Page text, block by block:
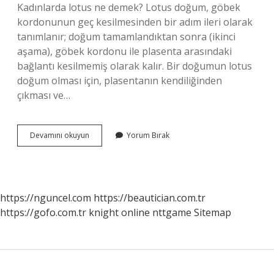
Kadınlarda lotus ne demek? Lotus doğum, göbek
kordonunun geç kesilmesinden bir adım ileri olarak
tanımlanır; doğum tamamlandıktan sonra (ikinci
aşama), göbek kordonu ile plasenta arasındaki
bağlantı kesilmemiş olarak kalır. Bir doğumun lotus
doğum olması için, plasentanın kendiliğinden
çıkması ve…
Devamını okuyun
Sütyen
Yorum Bırak
https://nguncel.com https://beautician.com.tr
https://gofo.com.tr knight online nttgame Sitemap